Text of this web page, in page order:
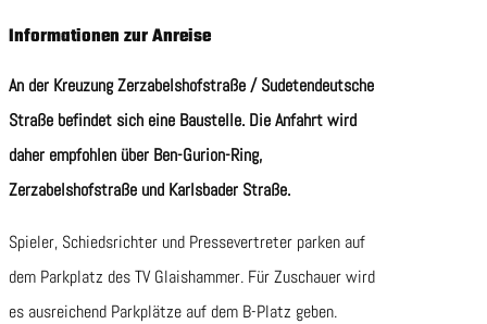
Informationen zur Anreise
An der Kreuzung Zerzabelshofstraße / Sudetendeutsche
Straße befindet sich eine Baustelle. Die Anfahrt wird
daher empfohlen über Ben-Gurion-Ring,
Zerzabelshofstraße und Karlsbader Straße.
Spieler, Schiedsrichter und Pressevertreter parken auf
dem Parkplatz des TV Glaishammer. Für Zuschauer wird
es ausreichend Parkplätze auf dem B-Platz geben.